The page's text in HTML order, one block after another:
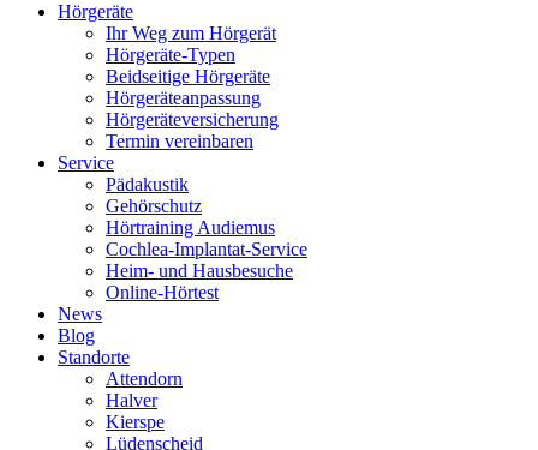
Hörgeräte
Ihr Weg zum Hörgerät
Hörgeräte-Typen
Beidseitige Hörgeräte
Hörgeräteanpassung
Hörgeräteversicherung
Termin vereinbaren
Service
Pädakustik
Gehörschutz
Hörtraining Audiemus
Cochlea-Implantat-Service
Heim- und Hausbesuche
Online-Hörtest
News
Blog
Standorte
Attendorn
Halver
Kierspe
Lüdenscheid